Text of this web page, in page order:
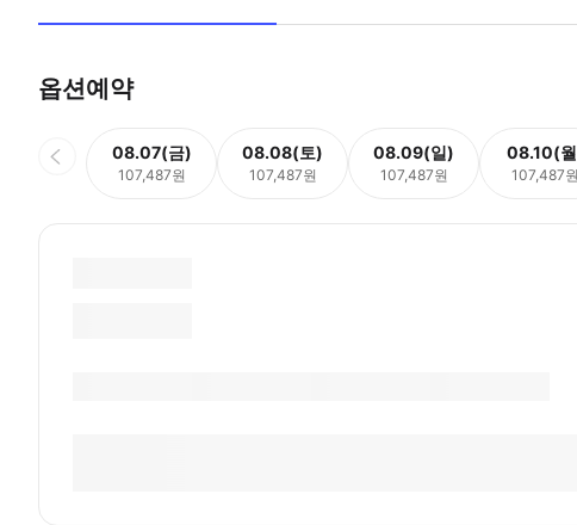
옵션예약
08.07(금)
107,487원
08.08(토)
107,487원
08.09(일)
107,487원
08.10(
107,487원